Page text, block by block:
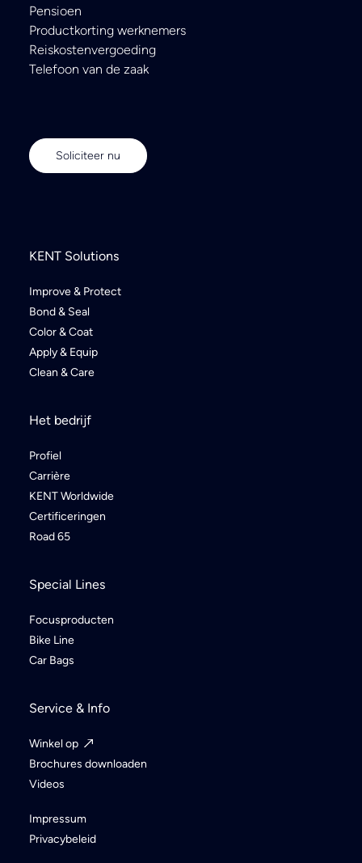
Pensioen
Productkorting werknemers
Reiskostenvergoeding
Telefoon van de zaak
Soliciteer nu
KENT Solutions
Improve & Protect
Bond & Seal
Color & Coat
Apply & Equip
Clean & Care
Het bedrijf
Profiel
Carrière
KENT Worldwide
Certificeringen
Road 65
Special Lines
Focusproducten
Bike Line
Car Bags
Service & Info
Winkel op
Brochures downloaden
Videos
Impressum
Privacybeleid